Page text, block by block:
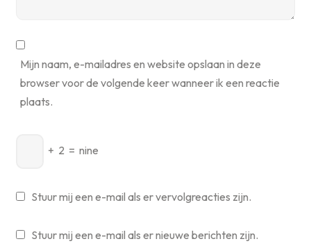
Mijn naam, e-mailadres en website opslaan in deze
browser voor de volgende keer wanneer ik een reactie
plaats.
+ 2 = nine
Stuur mij een e-mail als er vervolgreacties zijn.
Stuur mij een e-mail als er nieuwe berichten zijn.